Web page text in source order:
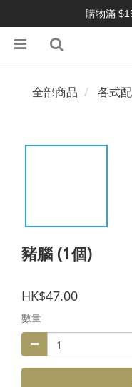
全部商品 各式
豬腦 (1個)
HK$47.00
數量
購物滿